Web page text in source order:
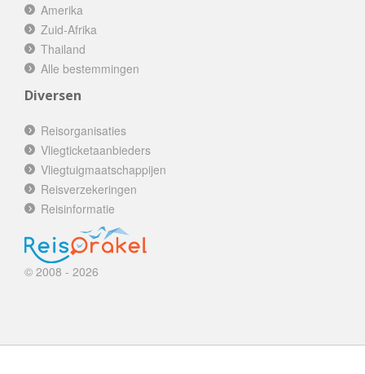
Amerika
Zuid-Afrika
Thailand
Alle bestemmingen
Diversen
Reisorganisaties
Vliegticketaanbieders
Vliegtuigmaatschappijen
Reisverzekeringen
Reisinformatie
© 2008 - 2026